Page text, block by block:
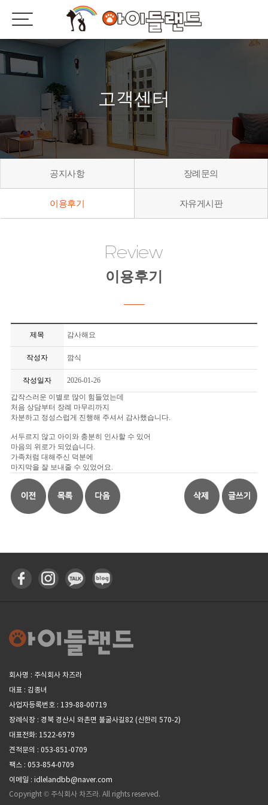
고객센터
공지사항 장례문의
이용후기 자유게시판
Review
이용후기
제목 감사해요
작성자 깜식
작성일자
2026-01-26
갑작스러운 이별로 많이 힘들었는데
처음 상담부터 장례 마무리까지
차분하고 정성스럽게 진행해 주셔서 감사했습니다.
서두르지 않고 아이와 충분히 인사할 수 있어
마음의 위로가 되었습니다.
가족처럼 대해주신 덕분에
마지막을 잘 보내줄 수 있었어요.
회사명 : 주식회사 차즈라
대표 : 김종녀
사업자등록번호 : 139-88-00719
장례식장 : 경북 경산시 와촌면 불굴사길82 (신한리 570-2)
대표전화: 1522-6979
견적문의 : 053-851-0709
팩스 : 053-854-0709
이메일 : idlelandbb@naver.com
Copyright © 주식회사 차즈라. All rights reserved.